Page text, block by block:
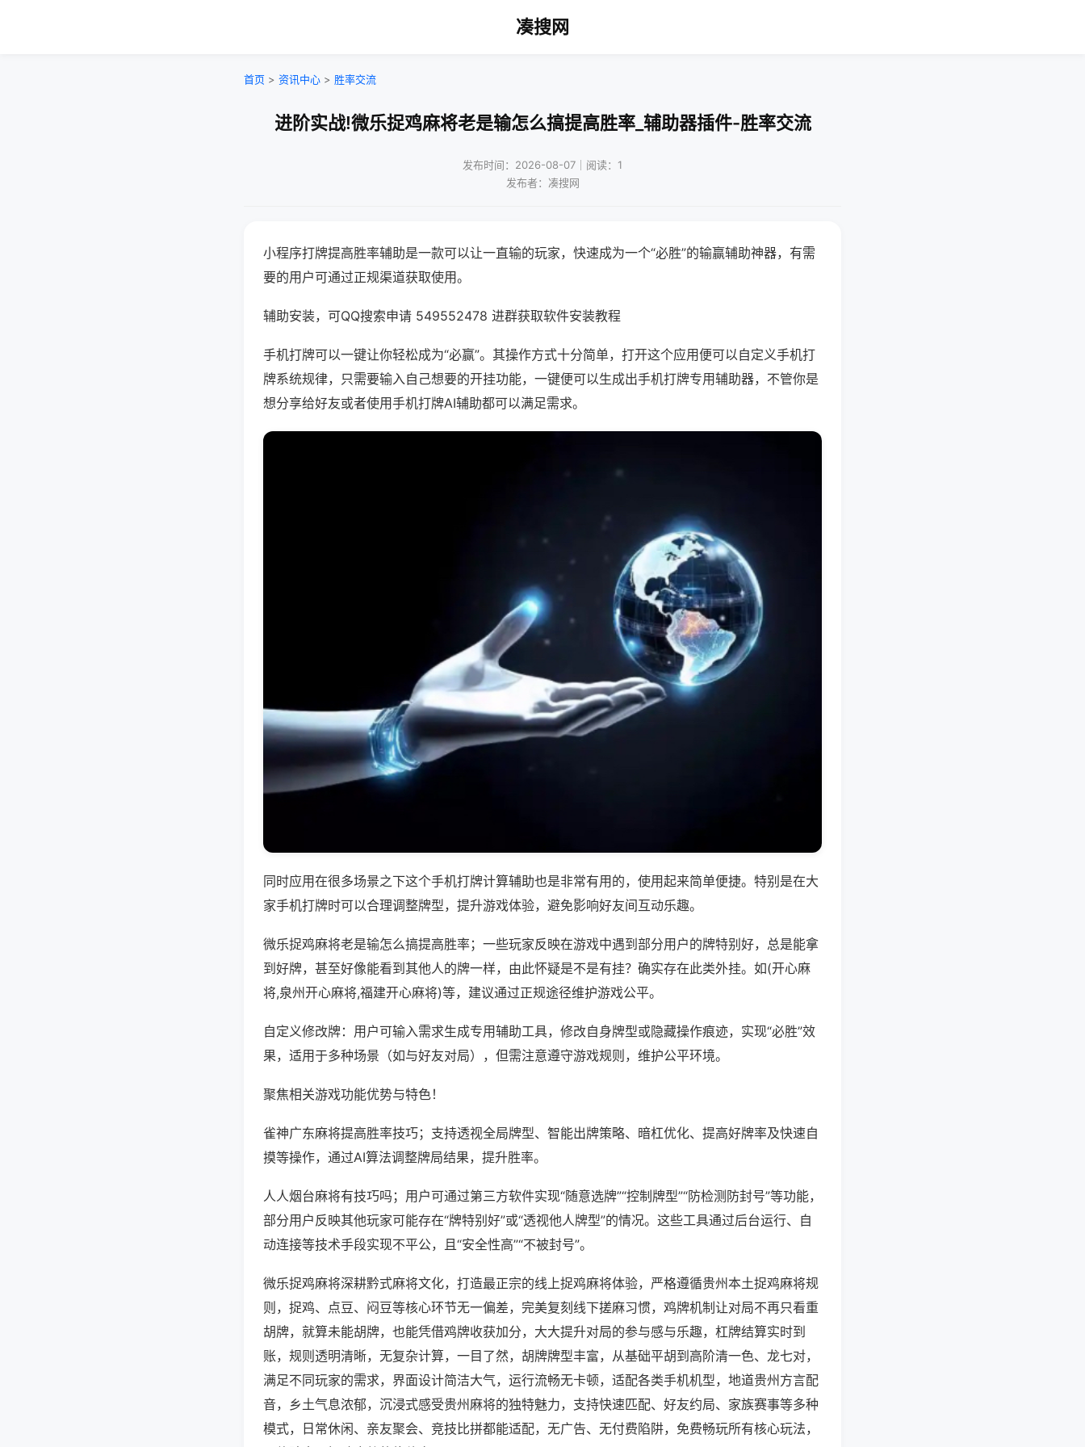
凑搜网
首页 > 资讯中心 > 胜率交流
进阶实战!微乐捉鸡麻将老是输怎么搞提高胜率_辅助器插件-胜率交流
发布时间：2026-08-07｜阅读：1
发布者：凑搜网
小程序打牌提高胜率辅助是一款可以让一直输的玩家，快速成为一个“必胜”的输赢辅助神器，有需
要的用户可通过正规渠道获取使用。
辅助安装，可QQ搜索申请 549552478 进群获取软件安装教程
手机打牌可以一键让你轻松成为“必赢”。其操作方式十分简单，打开这个应用便可以自定义手机打
牌系统规律，只需要输入自己想要的开挂功能，一键便可以生成出手机打牌专用辅助器，不管你是
想分享给好友或者使用手机打牌AI辅助都可以满足需求。
同时应用在很多场景之下这个手机打牌计算辅助也是非常有用的，使用起来简单便捷。特别是在大
家手机打牌时可以合理调整牌型，提升游戏体验，避免影响好友间互动乐趣。
微乐捉鸡麻将老是输怎么搞提高胜率；一些玩家反映在游戏中遇到部分用户的牌特别好，总是能拿
到好牌，甚至好像能看到其他人的牌一样，由此怀疑是不是有挂？确实存在此类外挂。如(开心麻
将,泉州开心麻将,福建开心麻将)等，建议通过正规途径维护游戏公平。
自定义修改牌：用户可输入需求生成专用辅助工具，修改自身牌型或隐藏操作痕迹，实现“必胜”效
果，适用于多种场景（如与好友对局），但需注意遵守游戏规则，维护公平环境。
聚焦相关游戏功能优势与特色！
雀神广东麻将提高胜率技巧；支持透视全局牌型、智能出牌策略、暗杠优化、提高好牌率及快速自
摸等操作，通过AI算法调整牌局结果，提升胜率。
人人烟台麻将有技巧吗；用户可通过第三方软件实现“随意选牌”“控制牌型”“防检测防封号”等功能，
部分用户反映其他玩家可能存在“牌特别好”或“透视他人牌型”的情况。这些工具通过后台运行、自
动连接等技术手段实现不平公，且“安全性高”“不被封号”。
微乐捉鸡麻将深耕黔式麻将文化，打造最正宗的线上捉鸡麻将体验，严格遵循贵州本土捉鸡麻将规
则，捉鸡、点豆、闷豆等核心环节无一偏差，完美复刻线下搓麻习惯，鸡牌机制让对局不再只看重
胡牌，就算未能胡牌，也能凭借鸡牌收获加分，大大提升对局的参与感与乐趣，杠牌结算实时到
账，规则透明清晰，无复杂计算，一目了然，胡牌牌型丰富，从基础平胡到高阶清一色、龙七对，
满足不同玩家的需求，界面设计简洁大气，运行流畅无卡顿，适配各类手机机型，地道贵州方言配
音，乡土气息浓郁，沉浸式感受贵州麻将的独特魅力，支持快速匹配、好友约局、家族赛事等多种
模式，日常休闲、亲友聚会、竞技比拼都能适配，无广告、无付费陷阱，免费畅玩所有核心玩法，